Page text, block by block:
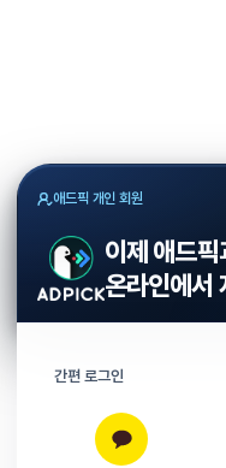
애드픽 개인 회원
이제 애드픽
온라인에서
간편 로그인